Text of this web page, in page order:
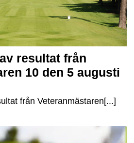
resultat från
10 den 5 augusti
från Veteranmästaren[...]